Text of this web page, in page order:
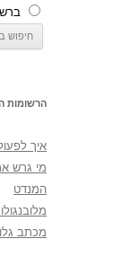
הרשומות
איך
מי גרש
המנדט
מכתב